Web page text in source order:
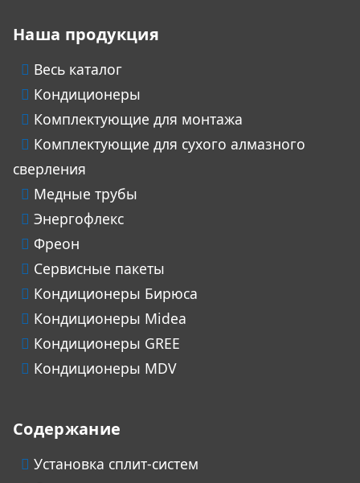
Наша продукция
Весь каталог
Кондиционеры
Комплектующие для монтажа
Комплектующие для сухого алмазного
сверления
Медные трубы
Энергофлекс
Фреон
Сервисные пакеты
Кондиционеры Бирюса
Кондиционеры Midea
Кондиционеры GREE
Кондиционеры MDV
Содержание
Установка сплит-систем